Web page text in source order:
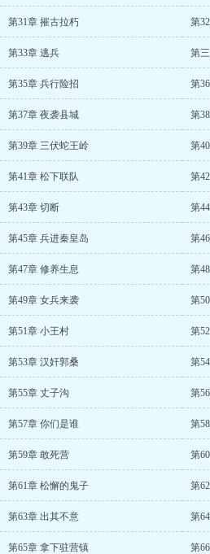
第31章 摧古拉朽 第
第33章 逃兵 第
第35章 兵行险招 第
第37章 夜袭县城 第
第39章 三伏蛇王岭 第
第41章 松下联队 第
第43章 切断 第
第45章 兵进秦皇岛 第
第47章 修养生息 第
第49章 女兵来袭 第
第51章 小王村 第
第53章 汉奸郭桑 第
第55章 丈子沟 第
第57章 你们是谁 第
第59章 敢死营 第
第61章 松懈的鬼子 第
第63章 出其不意 第
第65章 拿下驻营镇 第